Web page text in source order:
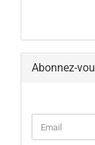
Abonnez-
Email